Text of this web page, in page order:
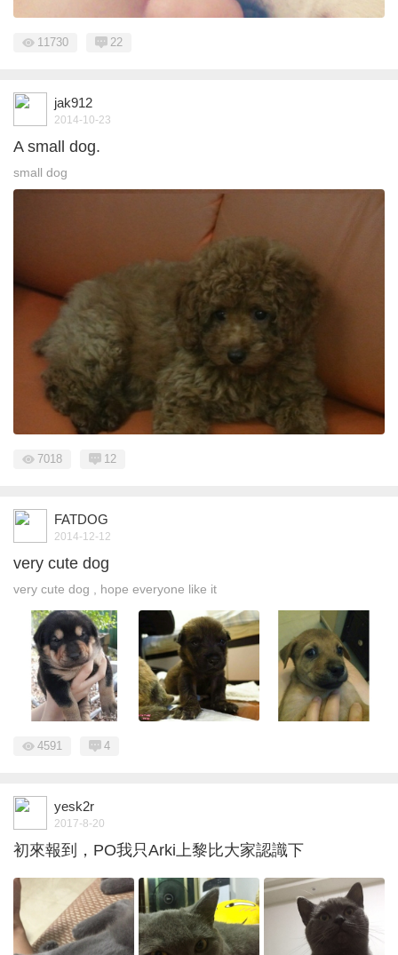
11730 22
jak912
2014-10-23
A small dog.
small dog
7018 12
FATDOG
2014-12-12
very cute dog
very cute dog , hope everyone like it
4591 4
yesk2r
2017-8-20
初來報到，PO我只Arki上黎比大家認識下